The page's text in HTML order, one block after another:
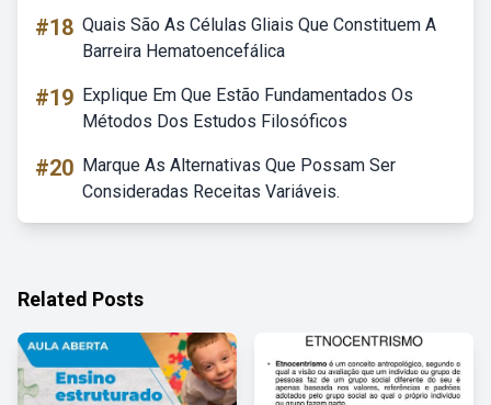
#18 Quais São As Células Gliais Que Constituem A
Barreira Hematoencefálica
#19 Explique Em Que Estão Fundamentados Os
Métodos Dos Estudos Filosóficos
#20 Marque As Alternativas Que Possam Ser
Consideradas Receitas Variáveis.
Related Posts